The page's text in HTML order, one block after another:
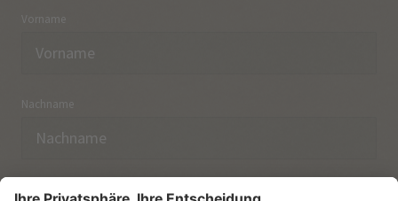
Vorname
Nachname